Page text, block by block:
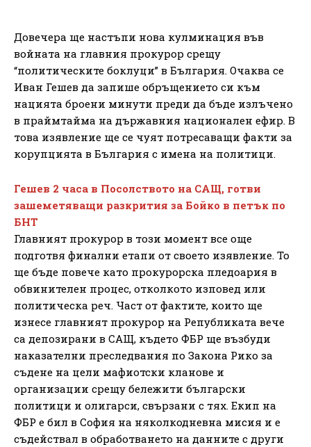
Довечера ще настъпи нова кулминация във
войната на главния прокурор срещу
“политическите боклуци” в България. Очаква се
Иван Гешев да запише обръщението си към
нацията броени минути преди да бъде излъчено
в праймтайма на държавния национален ефир. В
това изявление ще се чуят потресаващи факти за
корупцията в България с имена на политици.
Гешев 2 часа в Посолството на САЩ, готви
зашеметяващи разкрития за Бойко в петък по
БНТ
Главният прокурор в този момент все още
подготвя финални етапи от своето изявление. То
ще бъде повече като прокурорска пледоария в
обвинителен процес, отколкото изповед или
политическа реч. Част от фактите, които ще
изнесе главният прокурор на Републиката вече
са депозирани в САЩ, където ФБР ще възбуди
наказателни преследвания по Закона Рико за
съдене на цели мафиотски кланове и
организации срещу бележити български
политици и олигарси, свързани с тях. Екип на
ФБР е бил в София на няколкодневна мисия и е
съдействал в обработването на данните с други